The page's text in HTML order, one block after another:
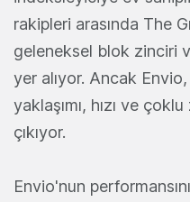
rakipleri arasında The
geleneksel blok zinciri
yer alıyor. Ancak
yaklaşımı, hızı ve
çıkıyor.
Envio'nun